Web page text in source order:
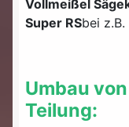
Vollmeißel
Super RSbei z.B.
Umbau
Teilung: